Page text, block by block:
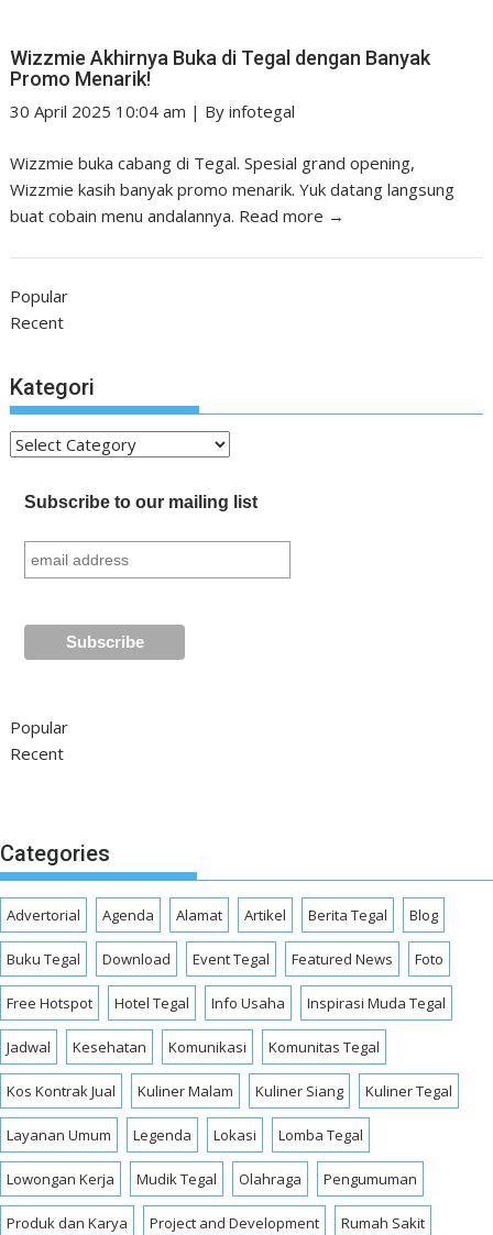
Wizzmie Akhirnya Buka di Tegal dengan Banyak
Promo Menarik!
30 April 2025 10:04 am | Byinfotegal
Wizzmie buka cabang di Tegal. Spesial grand opening,
Wizzmie kasih banyak promo menarik. Yuk datang langsung
buat cobain menu andalannya. Read more →
Popular
Recent
Kategori
Kategori
Subscribe to our mailing list
Popular
Recent
Categories
Advertorial Agenda Alamat Artikel Berita Tegal Blog
Buku Tegal Download Event Tegal Featured News Foto
Free Hotspot Hotel Tegal Info Usaha Inspirasi Muda Tegal
Jadwal Kesehatan Komunikasi Komunitas Tegal
Kos Kontrak Jual Kuliner Malam Kuliner Siang Kuliner Tegal
Layanan Umum Legenda Lokasi Lomba Tegal
Lowongan Kerja Mudik Tegal Olahraga Pengumuman
Produk dan Karya Project and Development Rumah Sakit